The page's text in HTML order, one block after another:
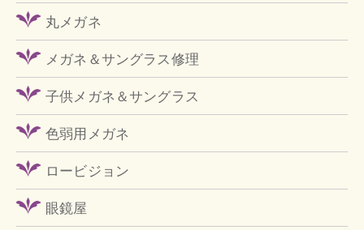
丸メガネ
メガネ＆サングラス修理
子供メガネ＆サングラス
色弱用メガネ
ロービジョン
眼鏡屋